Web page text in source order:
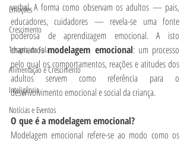
Emoções
Crescimento
Terapia da Fala
Alimentação e Crescimento
Inteligência
Notícias e Eventos
verbal. A forma como observam os adultos — pais,
educadores, cuidadores — revela-se uma fonte
poderosa de aprendizagem emocional. A isto
chamamos modelagem emocional: um processo
pelo qual os comportamentos, reações e atitudes dos
adultos servem como referência para o
desenvolvimento emocional e social da criança.
O que é a modelagem emocional?
Modelagem emocional refere-se ao modo como os